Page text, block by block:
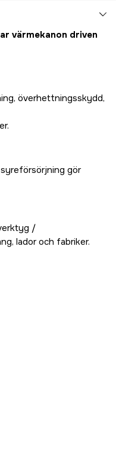
värmekanon driven
överhettningsskydd,
gör
/
lador och fabriker.